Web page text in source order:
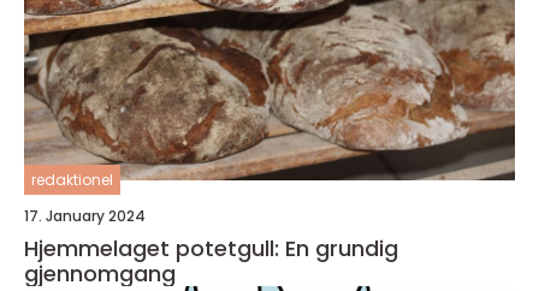
redaktionel
17. January 2024
Hjemmelaget potetgull: En grundig
gjennomgang